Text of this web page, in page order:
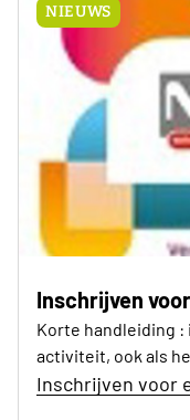
NIEUWS
Inschrijven
Korte handleiding
activiteit, ook als
Inschrijven voor